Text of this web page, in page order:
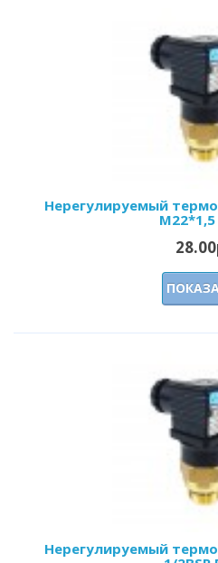
Нерегулируемый
М22*1,5
Нерегулируемый